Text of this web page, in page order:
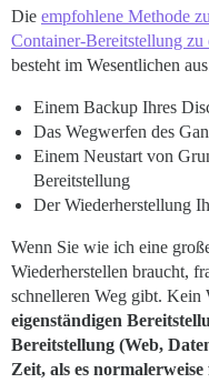
Die empfohlene Methode
Container-Bereitstellung
besteht im Wesentlichen
Einem Backup Ihres
Das Wegwerfen des
Einem Neustart von
Bereitstellung
Der Wiederherstellung
Wenn Sie wie ich eine
Wiederherstellen braucht,
schnelleren Weg gibt. Kein
eigenständigen
Bereitstellung (Web,
Zeit, als es